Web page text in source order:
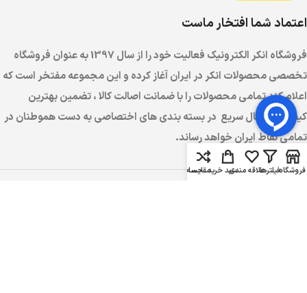
اعتماد شما افتخار ماست
فروشگاه انکر الکترونیک فعالیت خود را از سال 1397 به عنوان فروشگاه
تخصصی محصولات انکر در ایران آغاز کرده و این مجموعه مفتخر است که
اعلام کند تمامی محصولات را با ضمانت اصالت کالا ، تضمین بهترین
کیفیت و ارسال سریع در بسته بندی های اختصاصی به دست هموطنان در
تمامی نقاط ایران خواهد رساند.
فروشگاهفیلترهاعلاقه مندیسبد خریدمقایسه
حساب کاربری من